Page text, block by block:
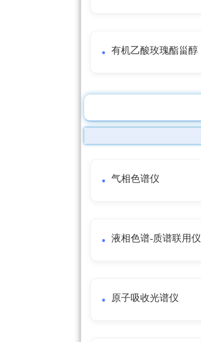
有机乙酸玫瑰酯甾醇
气相色谱仪
液相色谱-质谱联用仪
原子吸收光谱仪